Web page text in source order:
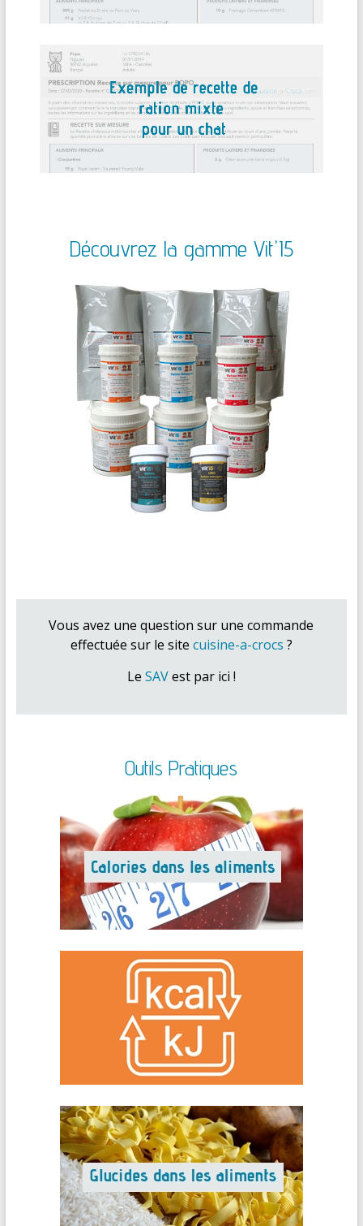
Découvrez la gamme Vit'I5
Vous avez une question sur une commande
effectuée sur le site cuisine-a-crocs ?
Le SAVest par ici !
Outils Pratiques